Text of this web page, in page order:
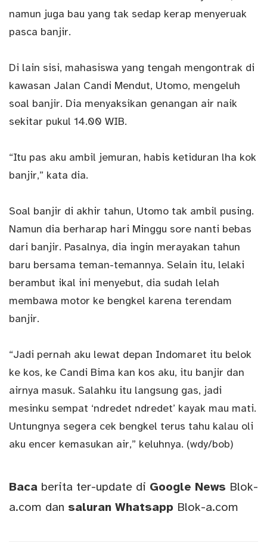
namun juga bau yang tak sedap kerap menyeruak
pasca banjir.
Di lain sisi, mahasiswa yang tengah mengontrak di
kawasan Jalan Candi Mendut, Utomo, mengeluh
soal banjir. Dia menyaksikan genangan air naik
sekitar pukul 14.00 WIB.
“Itu pas aku ambil jemuran, habis ketiduran lha kok
banjir,” kata dia.
Soal banjir di akhir tahun, Utomo tak ambil pusing.
Namun dia berharap hari Minggu sore nanti bebas
dari banjir. Pasalnya, dia ingin merayakan tahun
baru bersama teman-temannya. Selain itu, lelaki
berambut ikal ini menyebut, dia sudah lelah
membawa motor ke bengkel karena terendam
banjir.
“Jadi pernah aku lewat depan Indomaret itu belok
ke kos, ke Candi Bima kan kos aku, itu banjir dan
airnya masuk. Salahku itu langsung gas, jadi
mesinku sempat ‘ndredet ndredet’ kayak mau mati.
Untungnya segera cek bengkel terus tahu kalau oli
aku encer kemasukan air,” keluhnya. (wdy/bob)
Baca berita ter-update di Google News Blok-
a.com dan saluran Whatsapp Blok-a.com